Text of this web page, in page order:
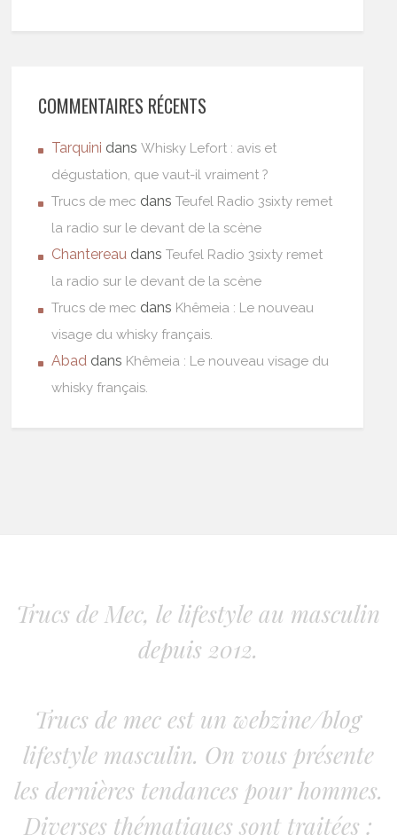
COMMENTAIRES RÉCENTS
Tarquini dansWhisky Lefort : avis et
dégustation, que vaut-il vraiment ?
Trucs de mec dansTeufel Radio 3sixty remet
la radio sur le devant de la scène
Chantereau dansTeufel Radio 3sixty remet
la radio sur le devant de la scène
Trucs de mec dans Khêmeia : Le nouveau
visage du whisky français.
Abad dans Khêmeia : Le nouveau visage du
whisky français.
Trucs de Mec, le lifestyle au masculin
depuis 2012.
Trucs de mec est un webzine/blog
lifestyle masculin. On vous présente
les dernières tendances pour hommes.
Diverses thématiques sont traitées :